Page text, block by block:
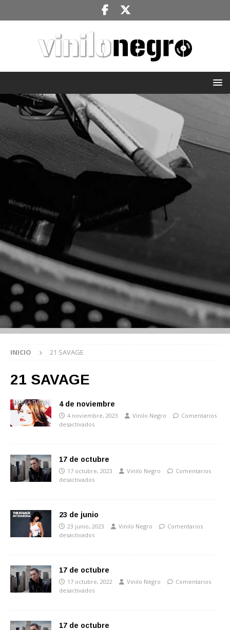
INICIO 21 SAVAGE
21 SAVAGE
4 de noviembre
4 noviembre, 2023 Vinilo Negro
Comentarios
desactivados
17 de octubre
17 octubre, 2023 Vinilo Negro
Comentarios
desactivados
23 de junio
23 junio, 2023 Vinilo Negro
Comentarios
desactivados
17 de octubre
17 octubre, 2022 Vinilo Negro
Comentarios
desactivados
17 de octubre